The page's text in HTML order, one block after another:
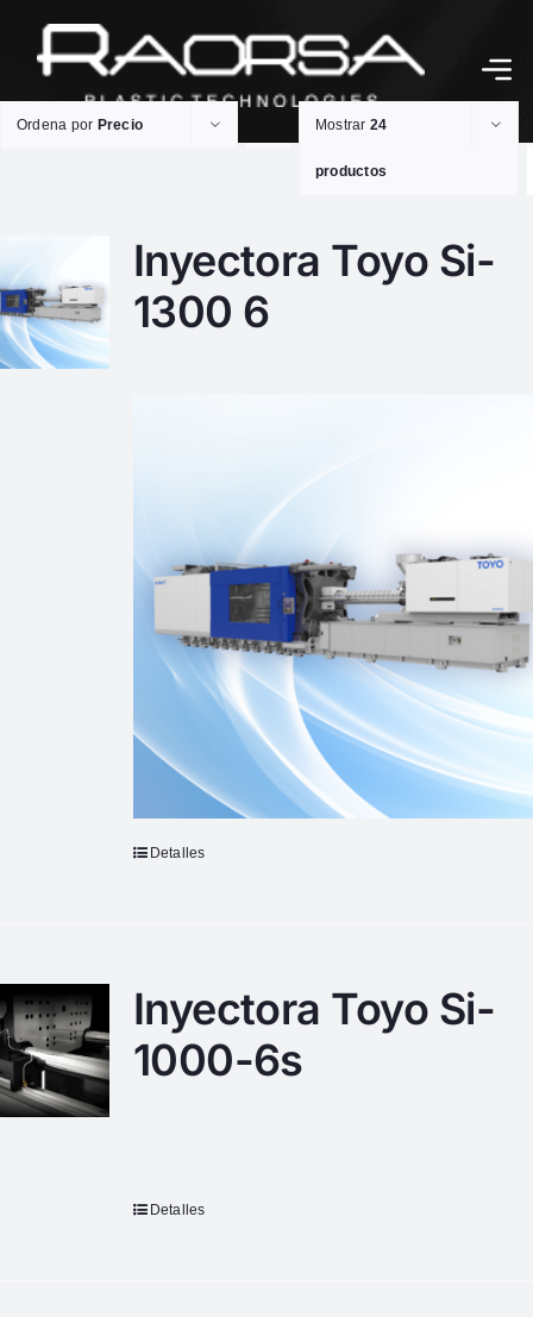
Ordena por Precio Mostrar 24
productos
Inyectora Toyo Si-
1300 6
Detalles
Inyectora Toyo Si-
1000-6s
Detalles